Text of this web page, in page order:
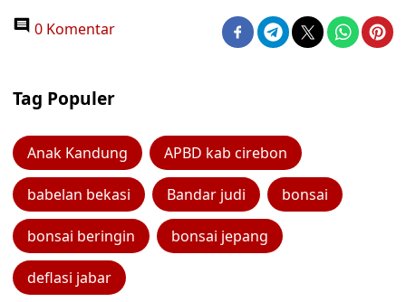
0 Komentar
Tag Populer
Anak Kandung APBD kab cirebon
babelan bekasi Bandar judi bonsai
bonsai beringin bonsai jepang
deflasi jabar